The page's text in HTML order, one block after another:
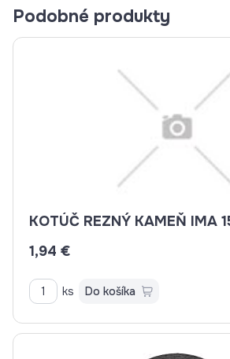
Podobné produkty
KOTÚČ REZNÝ KAMEŇ IMA
1,94 €
ks Do košíka